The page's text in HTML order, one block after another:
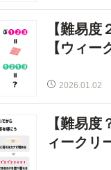
【難易
【ウィー
2026.01.02
【難易
ィークリ